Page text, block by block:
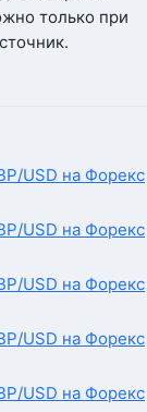
только при
USD на Форекс
USD на Форекс
USD на Форекс
USD на Форекс
USD на Форекс